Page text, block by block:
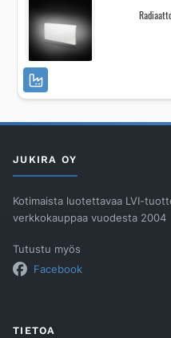
JUKIRA OY
Kotimaista luotettavaa LVI-
verkkokauppaa vuodesta 2004
Tutustu myös
Facebook
TIETOA